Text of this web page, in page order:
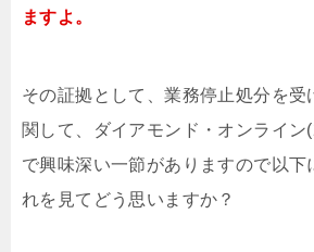
ますよ。
その証拠として、業務停止処分を受
関して、ダイアモンド・オンライ
で興味深い一節がありますので以下
れを見てどう思いますか？